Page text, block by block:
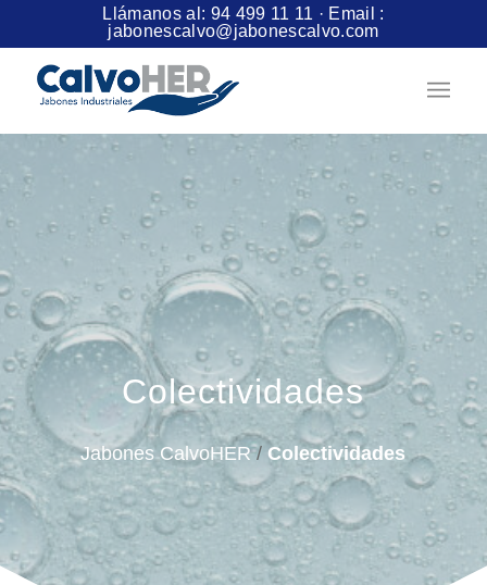
Llámanos al: 94 499 11 11 · Email :
jabonescalvo@jabonescalvo.com
Colectividades
Jabones CalvoHER/Colectividades